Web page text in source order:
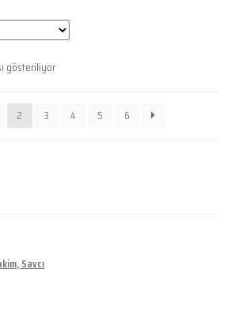
gösteriliyor
2 3 4 5 6
Savcı